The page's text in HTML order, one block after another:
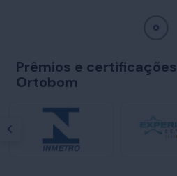
Prêmios e
Ortobom